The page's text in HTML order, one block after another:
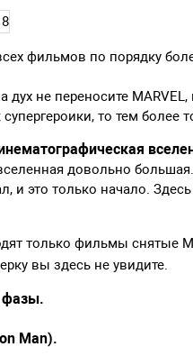
фильмов по порядку
не переносите
то тем более
довольно
и это только начало.
только фильмы снятые
вы здесь не увидите.
фазы.
Man).